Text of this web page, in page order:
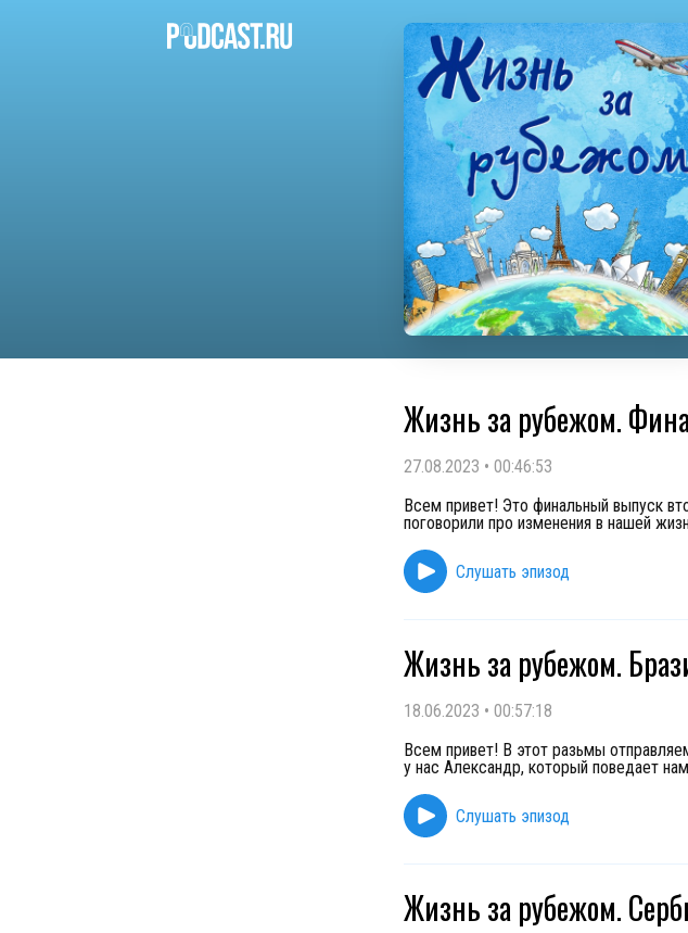
Жизнь за рубежом.
27.08.2023 • 00:46:53
Всем привет! Это финальный выпуск
поговорили про изменения в нашей
Слушать эпизод
Жизнь за рубежом.
18.06.2023 • 00:57:18
Всем привет! В этот разьмы
у нас Александр, который поведает
Слушать эпизод
Жизнь за рубежом.